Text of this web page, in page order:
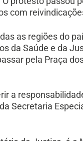
com
as regiões do
da Saúde e da
pela Praça
a
Secretaria